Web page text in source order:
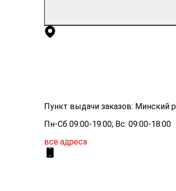
Пункт выдачи заказов: Минский
Пн-Сб 09:00-19:00; Вс: 09:00-18:00
все адреса